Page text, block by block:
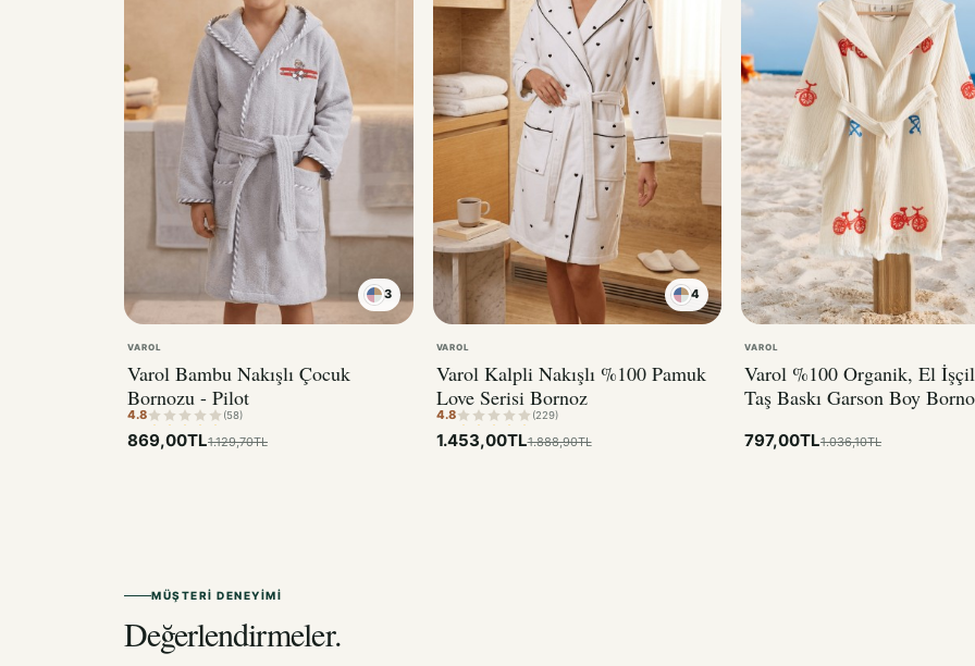
3
VAROL
Varol Bambu Nakışlı Çocuk
Bornozu - Pilot
4.8 (58)
869,00TL1.129,70TL
4
VAROL
Varol Kalpli Nakışlı %100 Pamuk
Love Serisi Bornoz
4.8 (229)
1.453,00TL1.888,90TL
VAROL
Varol %100 Organik, El
Taş Baskı Garson Boy
797,00TL1.036,10TL
MÜŞTERI DENEYIMI
Değerlendirmeler.